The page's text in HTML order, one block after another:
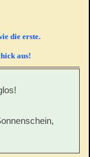
die erste.
aus!